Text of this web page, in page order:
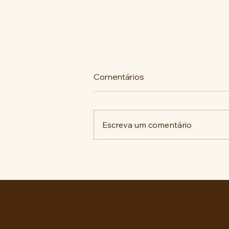
reparo antifascista às
Comentários
Escreva um comentário